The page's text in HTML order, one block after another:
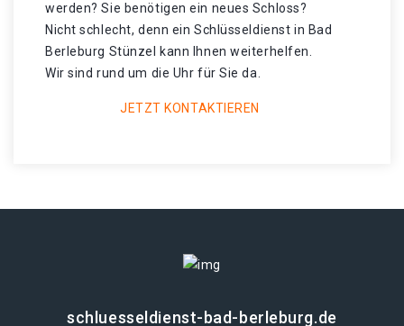
werden? Sie benötigen ein neues Schloss?
Nicht schlecht, denn ein Schlüsseldienst in Bad
Berleburg Stünzel kann Ihnen weiterhelfen.
Wir sind rund um die Uhr für Sie da.
JETZT KONTAKTIEREN
schluesseldienst-bad-berleburg.de